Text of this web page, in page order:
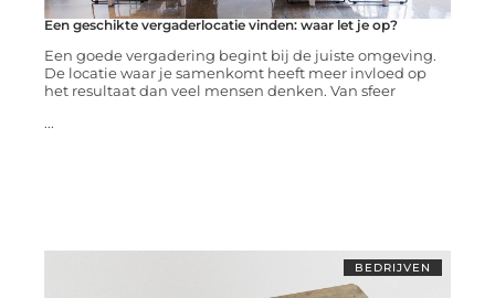
Een geschikte vergaderlocatie vinden: waar let je op?
Een goede vergadering begint bij de juiste omgeving.
De locatie waar je samenkomt heeft meer invloed op
het resultaat dan veel mensen denken. Van sfeer
...
BEDRIJVEN